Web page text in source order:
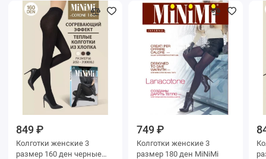
849 ₽
Колготки женские 3
размер 160 ден черные
749 ₽
Колготки женские 3
размер 180 ден MiNiMi